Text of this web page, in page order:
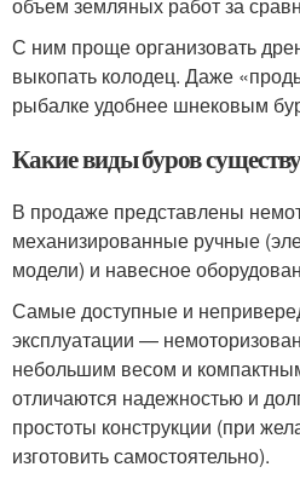
С ним проще организовать
выкопать колодец. Даже
рыбалке удобнее шнековым
Какие виды буров
В продаже представлены
механизированные ручные
модели) и навесное
Самые доступные и
эксплуатации —
небольшим весом и
отличаются надежностью и
простоты конструкции (при
изготовить самостоятельно).